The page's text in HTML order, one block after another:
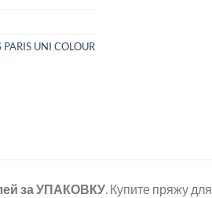
PARIS UNI COLOUR
за УПАКОВКУ. Купите пряжу для